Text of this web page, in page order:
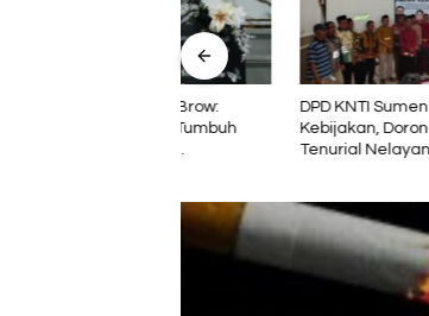
DPD KNTI Sumenep Gelar Dialog
Kebijakan, Dorong Tata Kelola
Tenurial Nelayan yang Adil dan